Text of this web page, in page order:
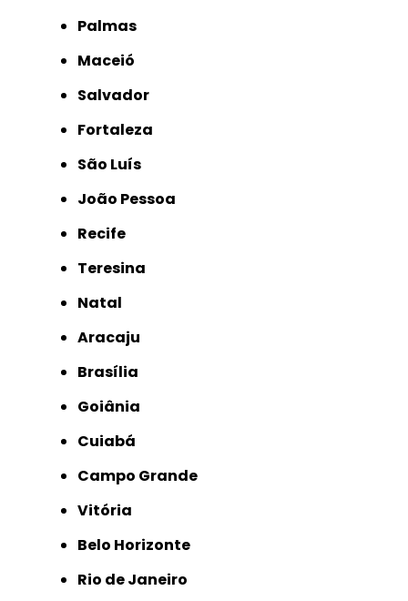
Palmas
Maceió
Salvador
Fortaleza
São Luís
João Pessoa
Recife
Teresina
Natal
Aracaju
Brasília
Goiânia
Cuiabá
Campo Grande
Vitória
Belo Horizonte
Rio de Janeiro